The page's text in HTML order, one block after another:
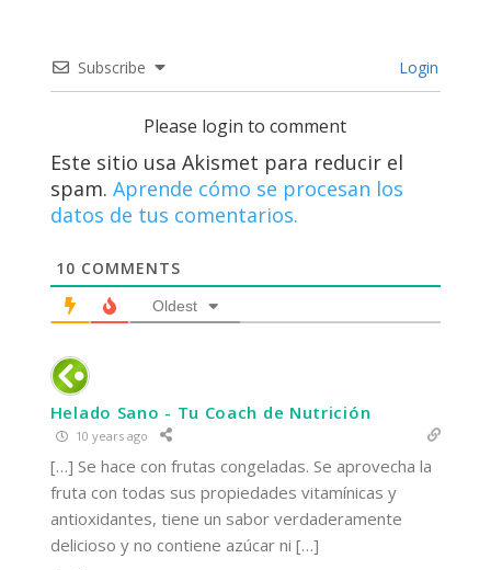
Subscribe Login
Please login to comment
Este sitio usa Akismet para reducir el
spam. Aprende cómo se procesan los
datos de tus comentarios.
10 COMMENTS
Oldest
Helado Sano - Tu Coach de Nutrición
10 years ago
[…] Se hace con frutas congeladas. Se aprovecha la
fruta con todas sus propiedades vitamínicas y
antioxidantes, tiene un sabor verdaderamente
delicioso y no contiene azúcar ni […]